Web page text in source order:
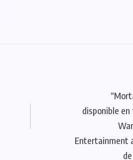
disponible
Entertainment